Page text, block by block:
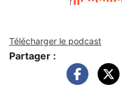
Télécharger le podcast
Partager :